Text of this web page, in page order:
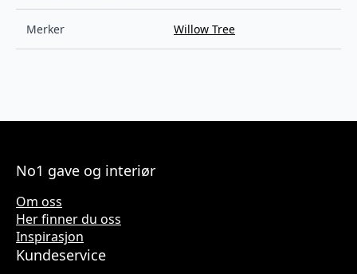
Merker Willow Tree
No1 gave og interiør
Om oss
Her finner du oss
Inspirasjon
Kundeservice